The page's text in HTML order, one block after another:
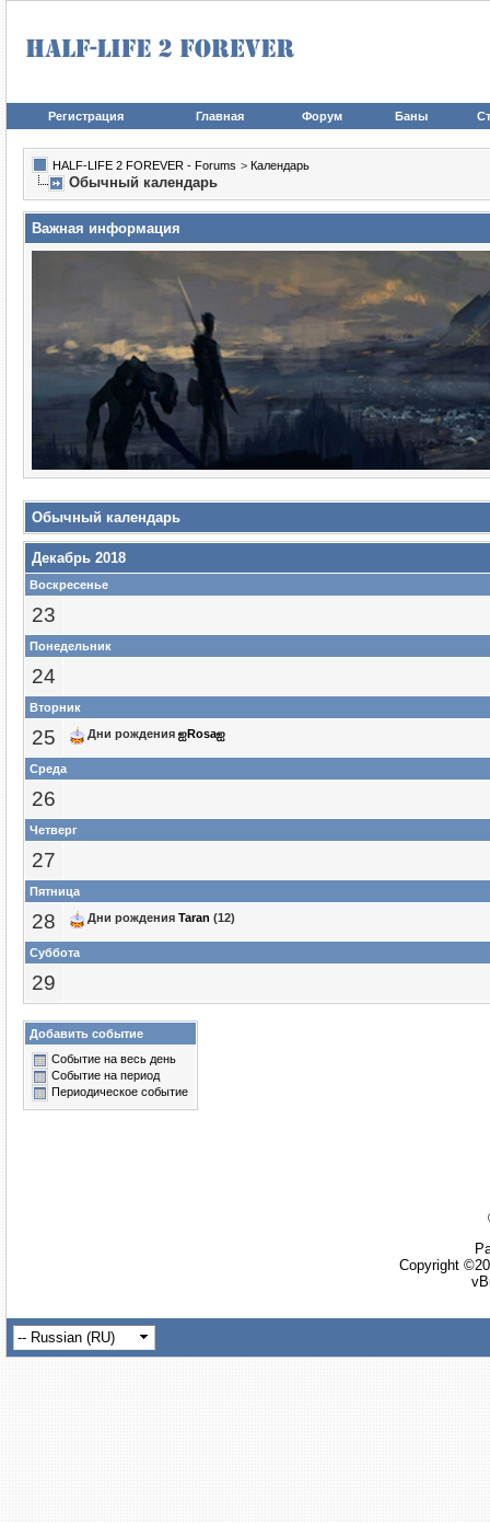
Регистрация Главная Форум Баны
HALF-LIFE 2 FOREVER - Forums > Календарь
Обычный календарь
Важная информация
Обычный календарь
Декабрь 2018
Воскресенье
23
Понедельник
24
Вторник
25 Дни рождения ஐRosaஐ
Среда
26
Четверг
27
Пятница
28 Дни рождения Taran (12)
Суббота
29
Добавить событие
Событие на весь день
Событие на период
Периодическое событие
Copyright